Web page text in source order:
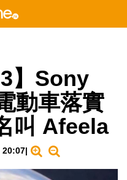
】Sony
動車落實
叫 Afeela
20:07|